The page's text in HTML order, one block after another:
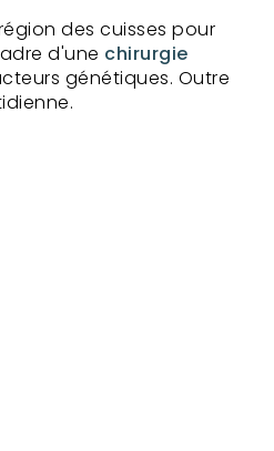
des cuisses pour
d'une chirurgie
génétiques. Outre